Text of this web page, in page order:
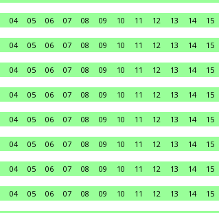
04 05 06 07 08 09 10 11 12 13 14 15
04 05 06 07 08 09 10 11 12 13 14 15
04 05 06 07 08 09 10 11 12 13 14 15
04 05 06 07 08 09 10 11 12 13 14 15
04 05 06 07 08 09 10 11 12 13 14 15
04 05 06 07 08 09 10 11 12 13 14 15
04 05 06 07 08 09 10 11 12 13 14 15
04 05 06 07 08 09 10 11 12 13 14 15